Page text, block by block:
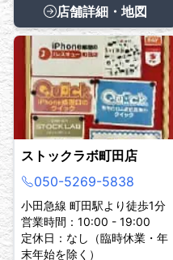
店舗詳細・地図
ストックラボ町田店
050-5269-5838
小田急線 町田駅より徒歩1分
営業時間：10:00 - 19:00
定休日：なし（臨時休業・年
末年始を除く）